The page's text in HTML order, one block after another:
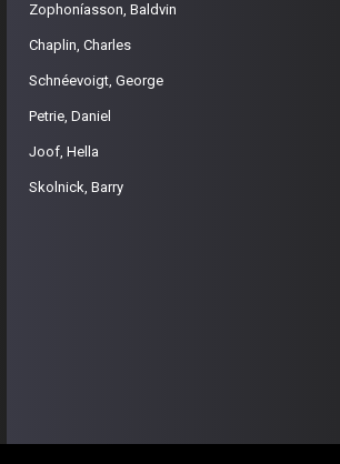
Zophoníasson, Baldvin
Chaplin, Charles
Schnéevoigt, George
Petrie, Daniel
Joof, Hella
Skolnick, Barry